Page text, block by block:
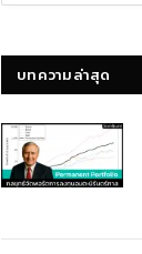
บทความล่าสุด